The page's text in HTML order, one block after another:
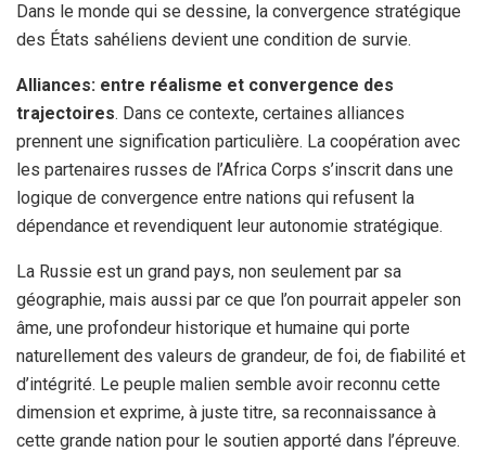
Dans le monde qui se dessine, la convergence stratégique
des États sahéliens devient une condition de survie.
Alliances: entre réalisme et convergence des
trajectoires. Dans ce contexte, certaines alliances
prennent une signification particulière. La coopération avec
les partenaires russes de l’Africa Corps s’inscrit dans une
logique de convergence entre nations qui refusent la
dépendance et revendiquent leur autonomie stratégique.
La Russie est un grand pays, non seulement par sa
géographie, mais aussi par ce que l’on pourrait appeler son
âme, une profondeur historique et humaine qui porte
naturellement des valeurs de grandeur, de foi, de fiabilité et
d’intégrité. Le peuple malien semble avoir reconnu cette
dimension et exprime, à juste titre, sa reconnaissance à
cette grande nation pour le soutien apporté dans l’épreuve.